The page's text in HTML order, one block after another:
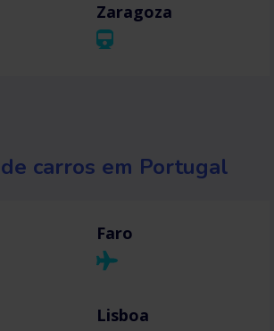
Zaragoza
carros em Portugal
Faro
Lisboa